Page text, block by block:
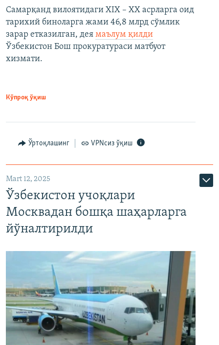
Самарқанд вилоятидаги XIX – XX асрларга оид
тарихий биноларга жами 46,8 млрд сўмлик
зарар етказилган, дея маълум қилди
Ўзбекистон Бош прокуратураси матбуот
хизмати.
Кўпроқ ўқиш
Ўртоқлашинг VPNсиз ўқиш
Mart 12, 2025
Ўзбекистон учоқлари
Москвадан бошқа шаҳарларга
йўналтирилди